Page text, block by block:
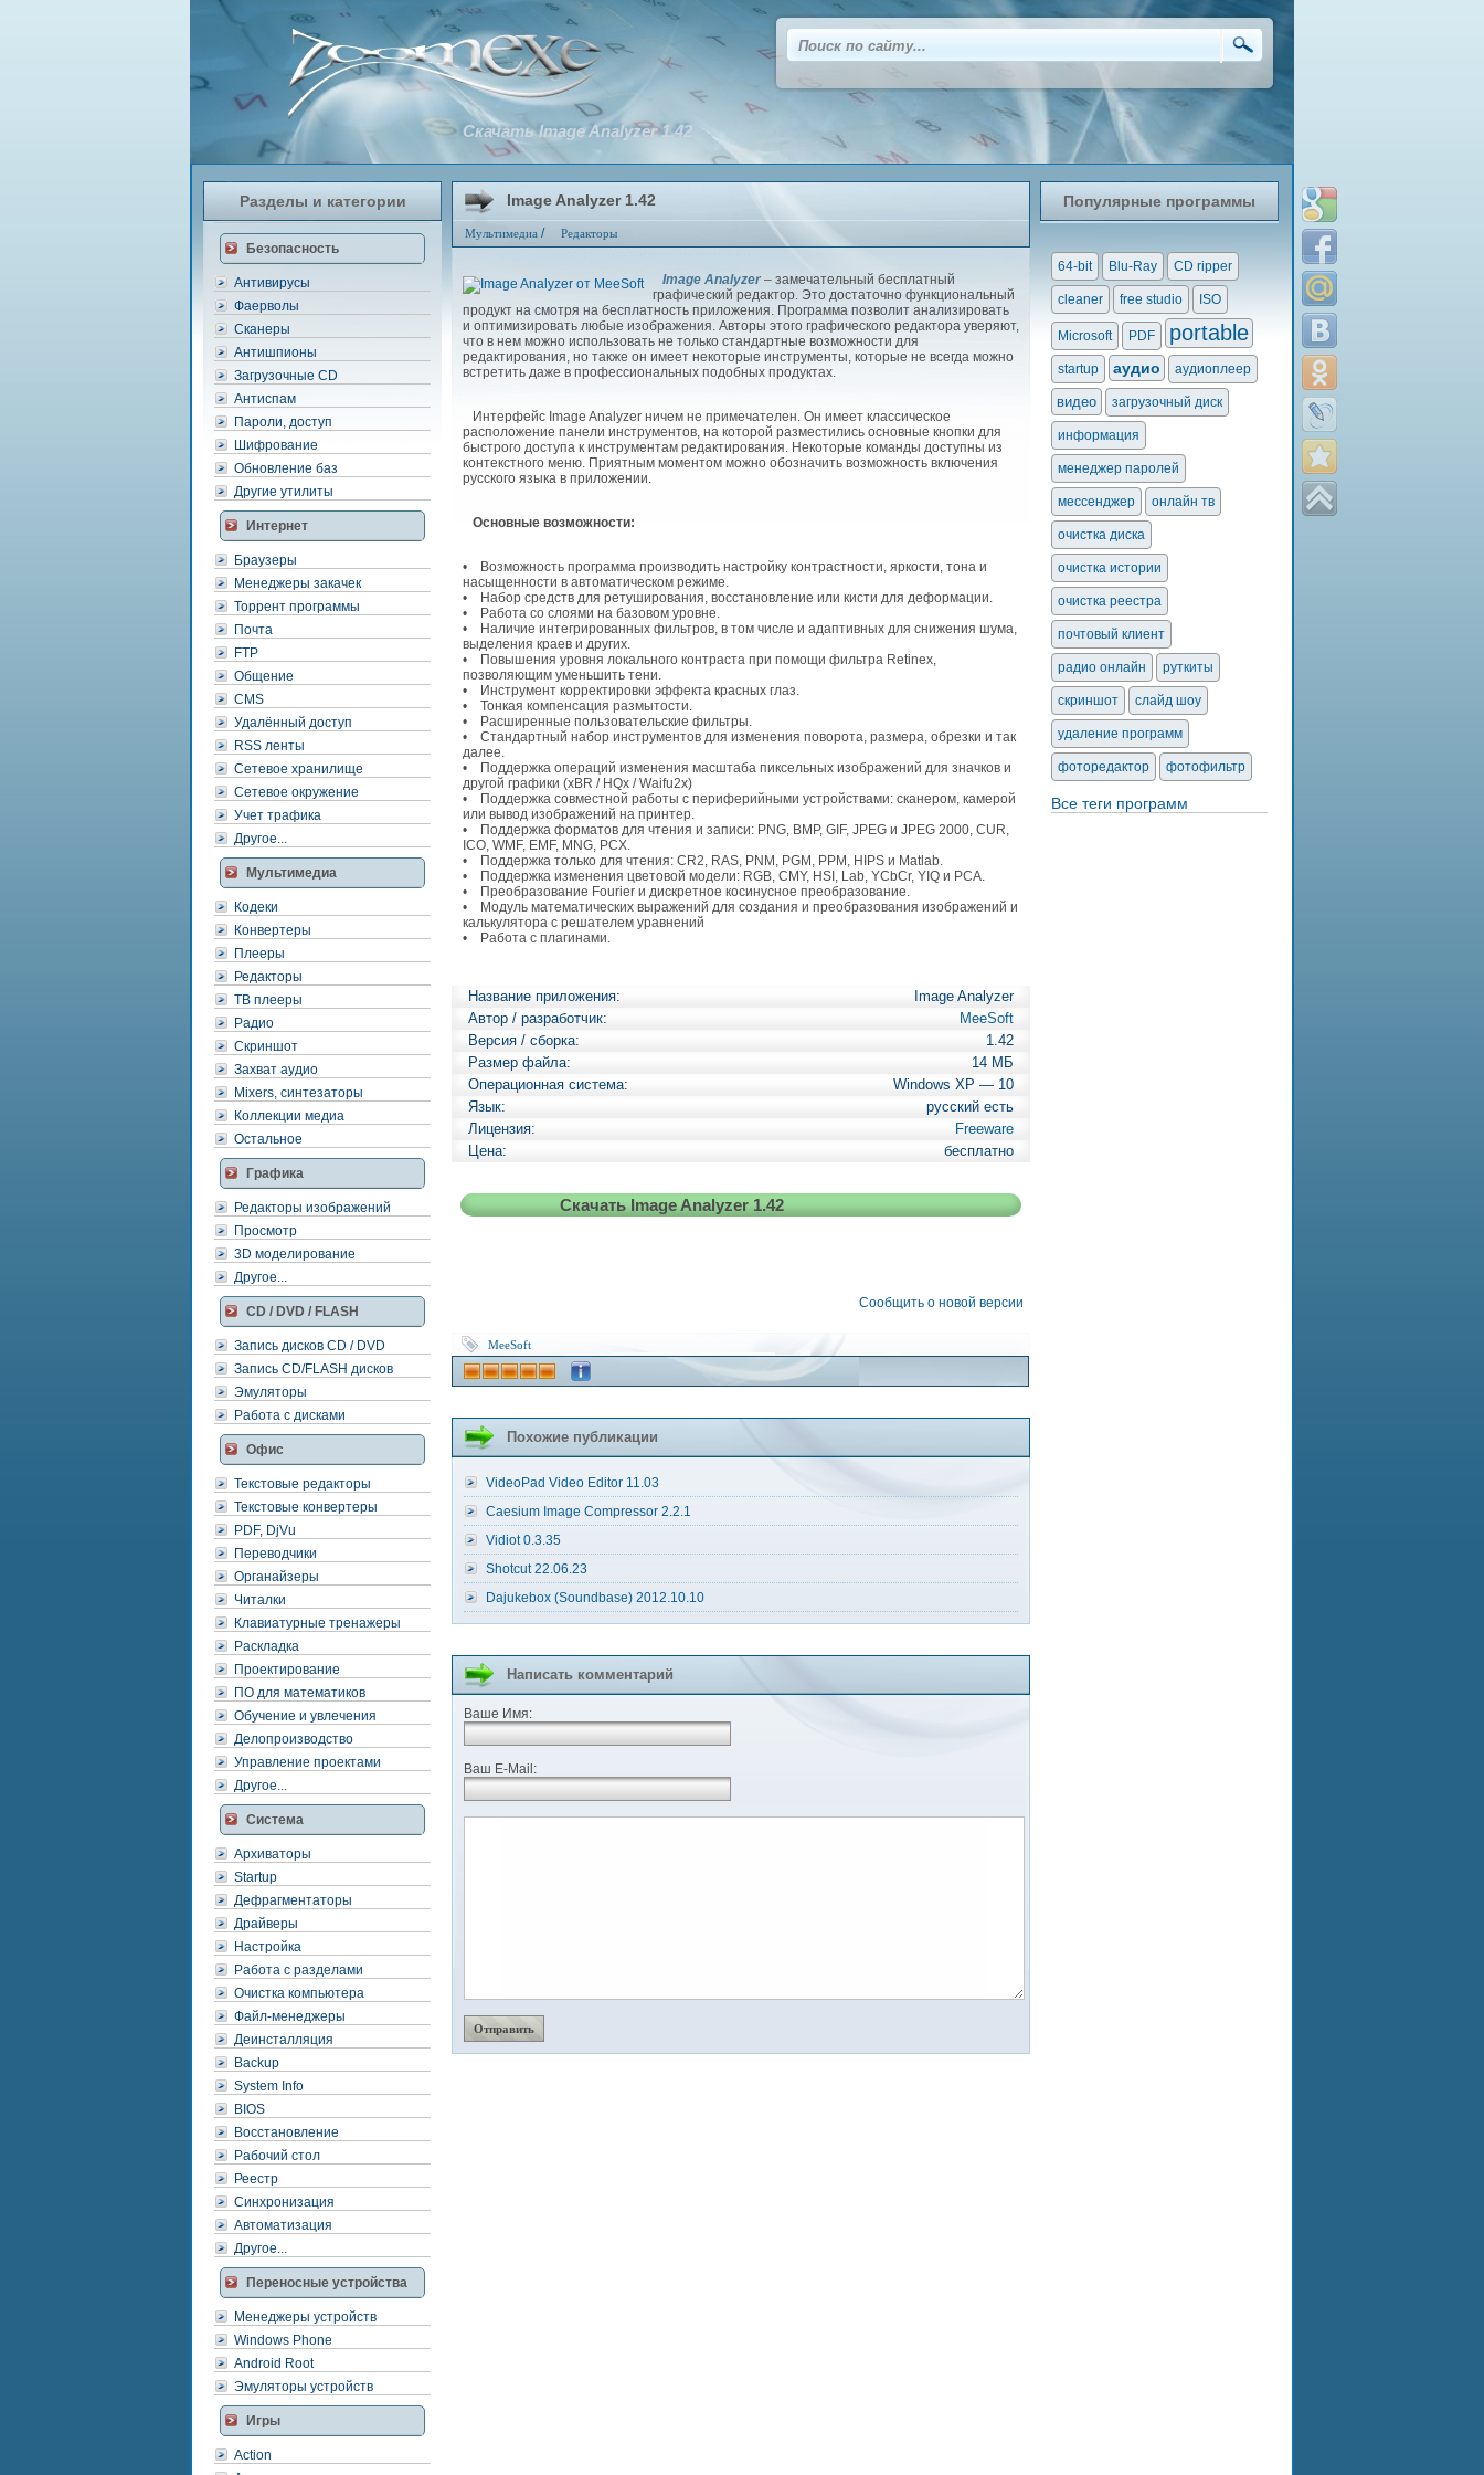
Разделы и категории
Безопасность
Антивирусы
Фаерволы
Сканеры
Антишпионы
Загрузочные CD
Антиспам
Пароли, доступ
Шифрование
Обновление баз
Другие утилиты
Интернет
Браузеры
Менеджеры закачек
Торрент программы
Почта
FTP
Общение
CMS
Удалённый доступ
RSS ленты
Сетевое хранилище
Сетевое окружение
Учет трафика
Другое...
Мультимедиа
Кодеки
Конвертеры
Плееры
Редакторы
ТВ плееры
Радио
Скриншот
Захват аудио
Mixers, синтезаторы
Коллекции медиа
Остальное
Графика
Редакторы изображений
Просмотр
3D моделирование
Другое...
CD / DVD / FLASH
Запись дисков CD / DVD
Запись CD/FLASH дисков
Эмуляторы
Работа с дисками
Офис
Текстовые редакторы
Текстовые конвертеры
PDF, DjVu
Переводчики
Органайзеры
Читалки
Клавиатурные тренажеры
Раскладка
Проектирование
ПО для математиков
Обучение и увлечения
Делопроизводство
Управление проектами
Другое...
Система
Архиваторы
Startup
Дефрагментаторы
Драйверы
Настройка
Работа с разделами
Очистка компьютера
Файл-менеджеры
Деинсталляция
Backup
System Info
BIOS
Восстановление
Рабочий стол
Реестр
Синхронизация
Автоматизация
Другое...
Переносные устройства
Менеджеры устройств
Windows Phone
Android Root
Эмуляторы устройств
Игры
Action
Image Analyzer 1.42
Мультимедиа / Редакторы
Скачать Image Analyzer 1.42
Image Analyzer – замечательный бесплатный
графический редактор. Это достаточно функциональный
продукт на смотря на бесплатность приложения. Программа позволит анализировать
и оптимизировать любые изображения. Авторы этого графического редактора уверяют,
что в нем можно использовать не только стандартные возможности для
редактирования, но также он имеет некоторые инструменты, которые не всегда можно
встретить даже в профессиональных подобных продуктах.
Интерфейс Image Analyzer ничем не примечателен. Он имеет классическое
расположение панели инструментов, на которой разместились основные кнопки для
быстрого доступа к инструментам редактирования. Некоторые команды доступны из
контекстного меню. Приятным моментом можно обозначить возможность включения
русского языка в приложении.
Основные возможности:
• Возможность программа производить настройку контрастности, яркости, тона и
насыщенности в автоматическом режиме.
• Набор средств для ретуширования, восстановление или кисти для деформации.
• Работа со слоями на базовом уровне.
• Наличие интегрированных фильтров, в том числе и адаптивных для снижения шума,
выделения краев и других.
• Повышения уровня локального контраста при помощи фильтра Retinex,
позволяющим уменьшить тени.
• Инструмент корректировки эффекта красных глаз.
• Тонкая компенсация размытости.
• Расширенные пользовательские фильтры.
• Стандартный набор инструментов для изменения поворота, размера, обрезки и так
далее.
• Поддержка операций изменения масштаба пиксельных изображений для значков и
другой графики (xBR / HQx / Waifu2x)
• Поддержка совместной работы с периферийными устройствами: сканером, камерой
или вывод изображений на принтер.
• Поддержка форматов для чтения и записи: PNG, BMP, GIF, JPEG и JPEG 2000, CUR,
ICO, WMF, EMF, MNG, PCX.
• Поддержка только для чтения: CR2, RAS, PNM, PGM, PPM, HIPS и Matlab.
• Поддержка изменения цветовой модели: RGB, CMY, HSI, Lab, YCbCr, YIQ и PCA.
• Преобразование Fourier и дискретное косинусное преобразование.
• Модуль математических выражений для создания и преобразования изображений и
калькулятора с решателем уравнений
• Работа с плагинами.
Название приложения:
Image Analyzer
Автор / разработчик:
MeeSoft
Версия / сборка:
1.42
Размер файла:
14 МБ
Операционная система:
Windows XP — 10
Язык:
русский есть
Лицензия:
Freeware
Цена:
бесплатно
Скачать Image Analyzer 1.42
Сообщить о новой версии
MeeSoft
Похожие публикации
VideoPad Video Editor 11.03
Caesium Image Compressor 2.2.1
Vidiot 0.3.35
Shotcut 22.06.23
Dajukebox (Soundbase) 2012.10.10
Написать комментарий
Ваше Имя:
Ваш E-Mail:
Популярные программы
64-bit Blu-Ray CD ripper
cleaner free studio ISO
Microsoft PDF portable
startup аудио аудиоплеер
видео загрузочный диск
информация
менеджер паролей
мессенджер онлайн тв
очистка диска
очистка истории
очистка реестра
почтовый клиент
радио онлайн руткиты
скриншот слайд шоу
удаление программ
фоторедактор фотофильтр
Все теги программ